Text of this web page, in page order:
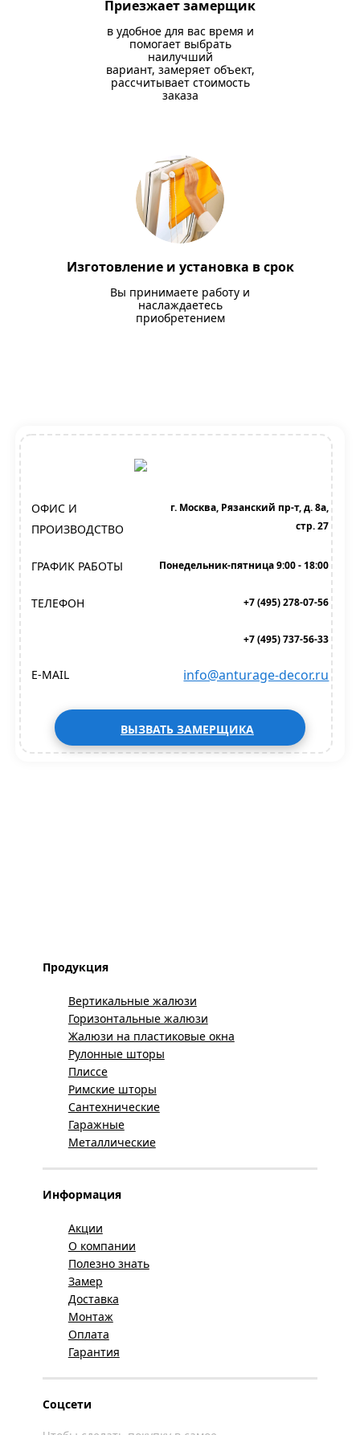
Приезжает замерщик
в удобное для вас время и
помогает выбрать
наилучший
вариант, замеряет объект,
рассчитывает стоимость
заказа
Изготовление и установка в срок
Вы принимаете работу и
наслаждаетесь
приобретением
ОФИС И
ПРОИЗВОДСТВО
г. Москва, Рязанский пр-т, д. 8а,
стр. 27
ГРАФИК РАБОТЫ Понедельник-пятница 9:00 - 18:00
ТЕЛЕФОН +7 (495) 278-07-56
+7 (495) 737-56-33
E-MAIL info@anturage-decor.ru
ВЫЗВАТЬ ЗАМЕРЩИКА
Продукция
Вертикальные жалюзи
Горизонтальные жалюзи
Жалюзи на пластиковые окна
Рулонные шторы
Плиссе
Римские шторы
Сантехнические
Гаражные
Металлические
Информация
Акции
О компании
Полезно знать
Замер
Доставка
Монтаж
Оплата
Гарантия
Соцсети